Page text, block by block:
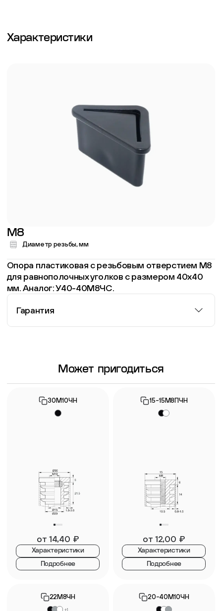
Характеристики
M8
Диаметр резьбы, мм
Опора пластиковая с резьбовым отверстием M8
для равнополочных уголков с размером 40х40
мм. Аналог: У40-40М8ЧС.
Гарантия
Информация о гарантии
Может пригодиться
30М10ЧН
от 14,40 ₽
Характеристики
Подробнее
15-15М8ПЧН
от 12,00 ₽
Характеристики
Подробнее
22М8ЧН
+1
20-40М10ЧН